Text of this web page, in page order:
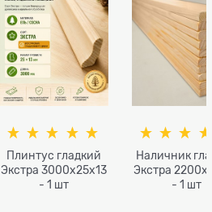
Плинтус гладкий
Экстра 3000х25х13
- 1 шт
Наличник
Экстра
- 1 шт